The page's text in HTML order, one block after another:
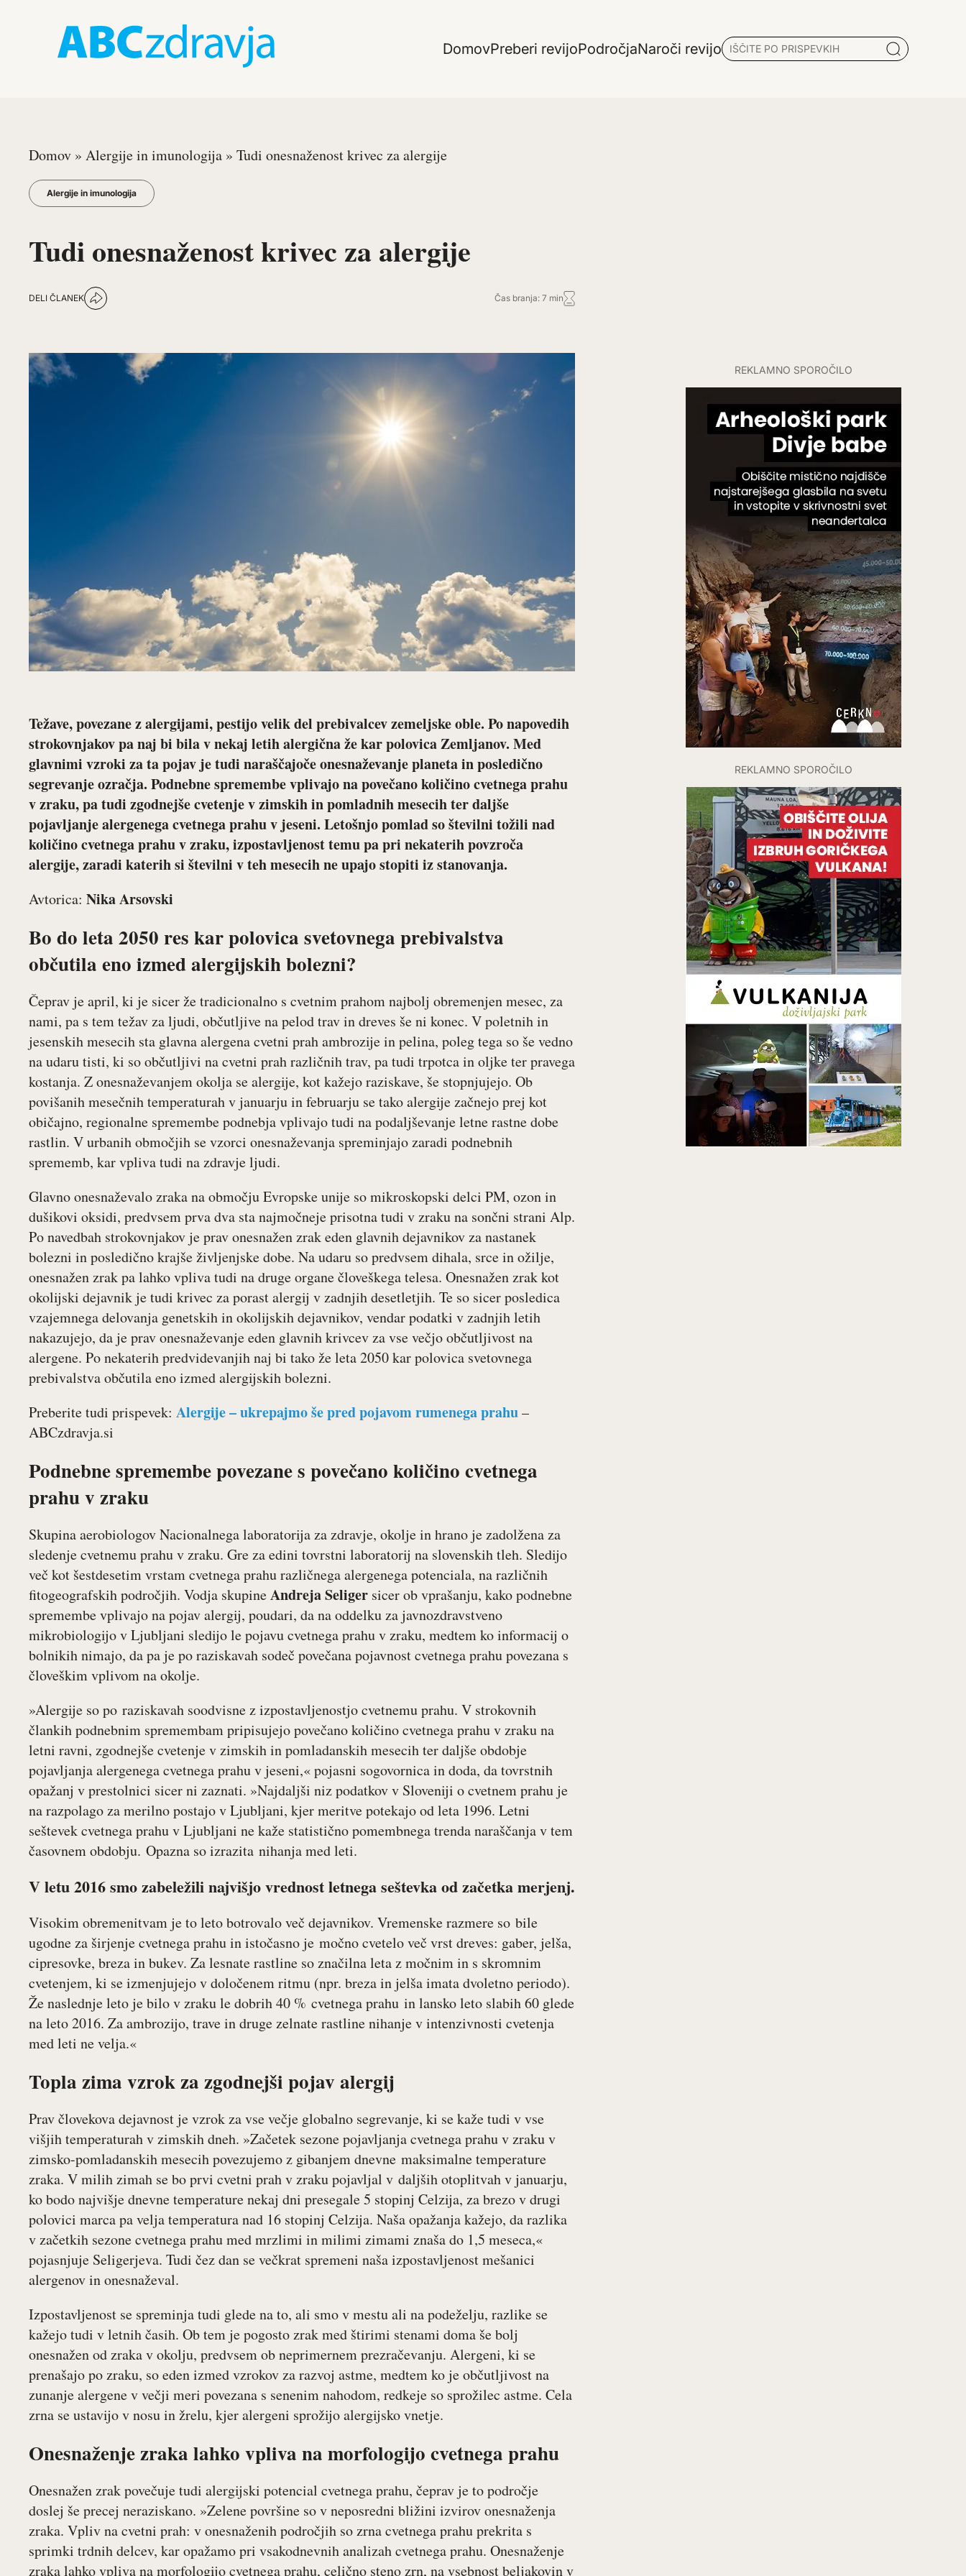
DomovPreberi revijoPodročjaNaroči revijo
Domov » Alergije in imunologija » Tudi onesnaženost krivec za alergije
Alergije in imunologija
Tudi onesnaženost krivec za alergije
DELI ČLANEK Čas branja: 7 min
Težave, povezane z alergijami, pestijo velik del prebivalcev zemeljske oble. Po napovedih
strokovnjakov pa naj bi bila v nekaj letih alergična že kar polovica Zemljanov. Med
glavnimi vzroki za ta pojav je tudi naraščajoče onesnaževanje planeta in posledično
segrevanje ozračja. Podnebne spremembe vplivajo na povečano količino cvetnega prahu
v zraku, pa tudi zgodnejše cvetenje v zimskih in pomladnih mesecih ter daljše
pojavljanje alergenega cvetnega prahu v jeseni. Letošnjo pomlad so številni tožili nad
količino cvetnega prahu v zraku, izpostavljenost temu pa pri nekaterih povzroča
alergije, zaradi katerih si številni v teh mesecih ne upajo stopiti iz stanovanja.
Avtorica: Nika Arsovski
Bo do leta 2050 res kar polovica svetovnega prebivalstva
občutila eno izmed alergijskih bolezni?
Čeprav je april, ki je sicer že tradicionalno s cvetnim prahom najbolj obremenjen mesec, za
nami, pa s tem težav za ljudi, občutljive na pelod trav in dreves še ni konec. V poletnih in
jesenskih mesecih sta glavna alergena cvetni prah ambrozije in pelina, poleg tega so še vedno
na udaru tisti, ki so občutljivi na cvetni prah različnih trav, pa tudi trpotca in oljke ter pravega
kostanja. Z onesnaževanjem okolja se alergije, kot kažejo raziskave, še stopnjujejo. Ob
povišanih mesečnih temperaturah v januarju in februarju se tako alergije začnejo prej kot
običajno, regionalne spremembe podnebja vplivajo tudi na podaljševanje letne rastne dobe
rastlin. V urbanih območjih se vzorci onesnaževanja spreminjajo zaradi podnebnih
sprememb, kar vpliva tudi na zdravje ljudi.
Glavno onesnaževalo zraka na območju Evropske unije so mikroskopski delci PM, ozon in
dušikovi oksidi, predvsem prva dva sta najmočneje prisotna tudi v zraku na sončni strani Alp.
Po navedbah strokovnjakov je prav onesnažen zrak eden glavnih dejavnikov za nastanek
bolezni in posledično krajše življenjske dobe. Na udaru so predvsem dihala, srce in ožilje,
onesnažen zrak pa lahko vpliva tudi na druge organe človeškega telesa. Onesnažen zrak kot
okolijski dejavnik je tudi krivec za porast alergij v zadnjih desetletjih. Te so sicer posledica
vzajemnega delovanja genetskih in okolijskih dejavnikov, vendar podatki v zadnjih letih
nakazujejo, da je prav onesnaževanje eden glavnih krivcev za vse večjo občutljivost na
alergene. Po nekaterih predvidevanjih naj bi tako že leta 2050 kar polovica svetovnega
prebivalstva občutila eno izmed alergijskih bolezni.
Preberite tudi prispevek: Alergije – ukrepajmo še pred pojavom rumenega prahu–
ABCzdravja.si
Podnebne spremembe povezane s povečano količino cvetnega
prahu v zraku
Skupina aerobiologov Nacionalnega laboratorija za zdravje, okolje in hrano je zadolžena za
sledenje cvetnemu prahu v zraku. Gre za edini tovrstni laboratorij na slovenskih tleh. Sledijo
več kot šestdesetim vrstam cvetnega prahu različnega alergenega potenciala, na različnih
fitogeografskih področjih. Vodja skupineAndreja Seliger sicer ob vprašanju, kako podnebne
spremembe vplivajo na pojav alergij, poudari, da na oddelku za javnozdravstveno
mikrobiologijo v Ljubljani sledijo le pojavu cvetnega prahu v zraku, medtem ko informacij o
bolnikih nimajo, da pa je po raziskavah sodeč povečana pojavnost cvetnega prahu povezana s
človeškim vplivom na okolje.
»Alergije so po raziskavah soodvisne z izpostavljenostjo cvetnemu prahu. V strokovnih
člankih podnebnim spremembam pripisujejo povečano količino cvetnega prahu v zraku na
letni ravni, zgodnejše cvetenje v zimskih in pomladanskih mesecih ter daljše obdobje
pojavljanja alergenega cvetnega prahu v jeseni,« pojasni sogovornica in doda, da tovrstnih
opažanj v prestolnici sicer ni zaznati. »Najdaljši niz podatkov v Sloveniji o cvetnem prahu je
na razpolago za merilno postajo v Ljubljani, kjer meritve potekajo od leta 1996. Letni
seštevek cvetnega prahu v Ljubljani ne kaže statistično pomembnega trenda naraščanja v tem
časovnem obdobju. Opazna so izrazita nihanja med leti.
V letu 2016 smo zabeležili najvišjo vrednost letnega seštevka od začetka merjenj.
Visokim obremenitvam je to leto botrovalo več dejavnikov. Vremenske razmere so bile
ugodne za širjenje cvetnega prahu in istočasno je močno cvetelo več vrst dreves: gaber, jelša,
cipresovke, breza in bukev. Za lesnate rastline so značilna leta z močnim in s skromnim
cvetenjem, ki se izmenjujejo v določenem ritmu (npr. breza in jelša imata dvoletno periodo).
Že naslednje leto je bilo v zraku le dobrih 40 % cvetnega prahu in lansko leto slabih 60 glede
na leto 2016. Za ambrozijo, trave in druge zelnate rastline nihanje v intenzivnosti cvetenja
med leti ne velja.«
Topla zima vzrok za zgodnejši pojav alergij
Prav človekova dejavnost je vzrok za vse večje globalno segrevanje, ki se kaže tudi v vse
višjih temperaturah v zimskih dneh. »Začetek sezone pojavljanja cvetnega prahu v zraku v
zimsko-pomladanskih mesecih povezujemo z gibanjem dnevne maksimalne temperature
zraka. V milih zimah se bo prvi cvetni prah v zraku pojavljal v daljših otoplitvah v januarju,
ko bodo najvišje dnevne temperature nekaj dni presegale 5 stopinj Celzija, za brezo v drugi
polovici marca pa velja temperatura nad 16 stopinj Celzija. Naša opažanja kažejo, da razlika
v začetkih sezone cvetnega prahu med mrzlimi in milimi zimami znaša do 1,5 meseca,«
pojasnjuje Seligerjeva. Tudi čez dan se večkrat spremeni naša izpostavljenost mešanici
alergenov in onesnaževal.
Izpostavljenost se spreminja tudi glede na to, ali smo v mestu ali na podeželju, razlike se
kažejo tudi v letnih časih. Ob tem je pogosto zrak med štirimi stenami doma še bolj
onesnažen od zraka v okolju, predvsem ob neprimernem prezračevanju. Alergeni, ki se
prenašajo po zraku, so eden izmed vzrokov za razvoj astme, medtem ko je občutljivost na
zunanje alergene v večji meri povezana s senenim nahodom, redkeje so sprožilec astme. Cela
zrna se ustavijo v nosu in žrelu, kjer alergeni sprožijo alergijsko vnetje.
Onesnaženje zraka lahko vpliva na morfologijo cvetnega prahu
Onesnažen zrak povečuje tudi alergijski potencial cvetnega prahu, čeprav je to področje
doslej še precej neraziskano. »Zelene površine so v neposredni bližini izvirov onesnaženja
zraka. Vpliv na cvetni prah: v onesnaženih področjih so zrna cvetnega prahu prekrita s
sprimki trdnih delcev, kar opažamo pri vsakodnevnih analizah cvetnega prahu. Onesnaženje
zraka lahko vpliva na morfologijo cvetnega prahu, celično steno zrn, na vsebnost beljakovin v
REKLAMNO SPOROČILO
REKLAMNO SPOROČILO